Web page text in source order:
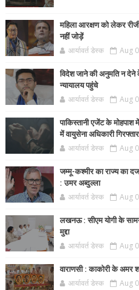
महिला आरक्षण को लेकर
नहीं जोड़ें
आर्यावर्त डेस्क Aug
विदेश जाने की अनुमति न
न्यायालय पहुंचे
आर्यावर्त डेस्क Aug
पाकिस्तानी एजेंट के
में वायुसेना अधिकारी गिरफ्तार
आर्यावर्त डेस्क Aug
जम्मू-कश्मीर का राज्य का
: उमर अब्दुल्ला
आर्यावर्त डेस्क Aug
लखनऊ : सीएम योगी के
मुद्दा
आर्यावर्त डेस्क Aug
वाराणसी : काकोरी के अमर
आर्यावर्त डेस्क Aug